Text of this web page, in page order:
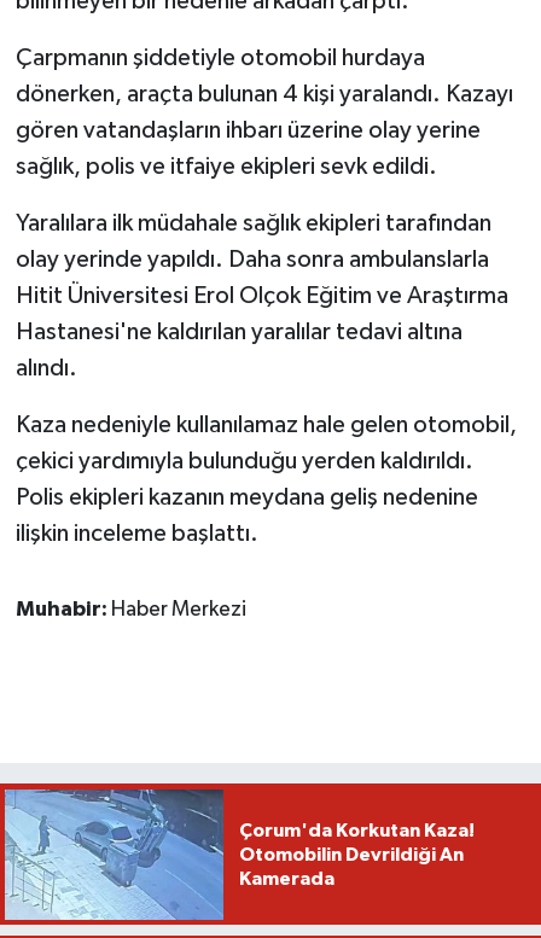
Çarpmanın şiddetiyle otomobil hurdaya
dönerken, araçta bulunan 4 kişi yaralandı. Kazayı
gören vatandaşların ihbarı üzerine olay yerine
sağlık, polis ve itfaiye ekipleri sevk edildi.
Yaralılara ilk müdahale sağlık ekipleri tarafından
olay yerinde yapıldı. Daha sonra ambulanslarla
Hitit Üniversitesi Erol Olçok Eğitim ve Araştırma
Hastanesi'ne kaldırılan yaralılar tedavi altına
alındı.
Kaza nedeniyle kullanılamaz hale gelen otomobil,
çekici yardımıyla bulunduğu yerden kaldırıldı.
Polis ekipleri kazanın meydana geliş nedenine
ilişkin inceleme başlattı.
Muhabir: Haber Merkezi
Çorum'da Korkutan Kaza!
Otomobilin Devrildiği An
Kamerada